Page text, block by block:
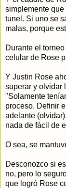
simplemente que
tunel. Si uno se
malas, porque
Durante el
celular de Rose
Y Justin Rose
superar y olvidar
"Solamente
proceso. Definir
adelante
nada de fácil de
O sea, se
Desconozco si
no, pero lo
que logró Rose